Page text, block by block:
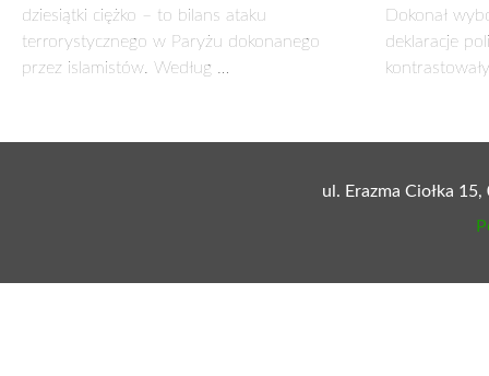
dziesiątki ciężko – to bilans ataku
terrorystycznego w Paryżu dokonanego
przez islamistów. Według …
Dokonał
deklaracje
ul. Erazma Ciołka